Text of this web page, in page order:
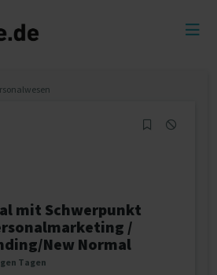
mit Schwerpunkt
/
New Normal
Tagen